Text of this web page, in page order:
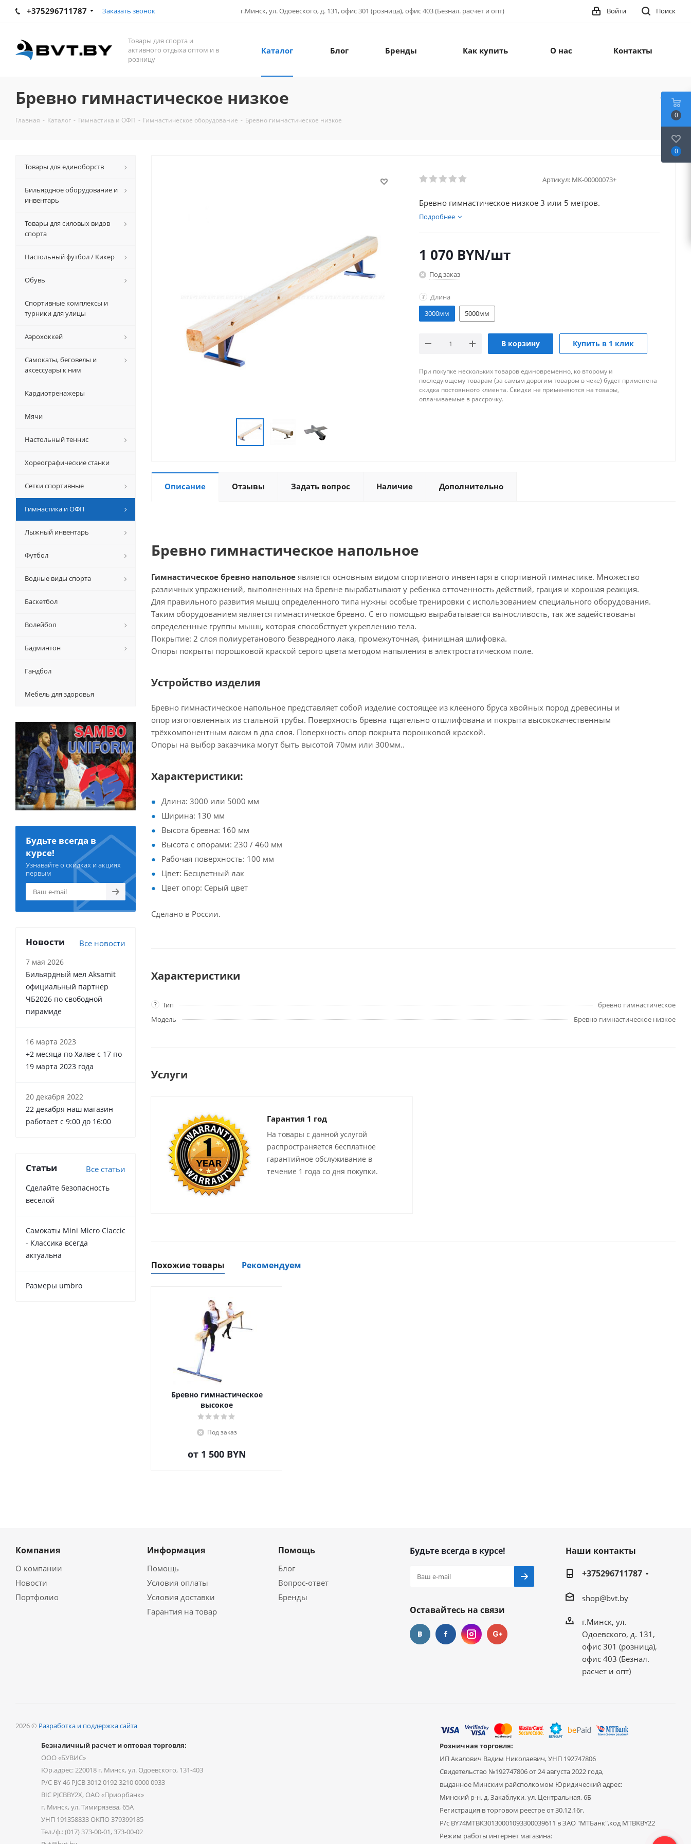
+375296711787 Заказать звонок г.Минск, ул. Одоевского, д. 131, офис 301 (розница), офис 403 (Безнал. расчет и опт) Поиск
Войти
Товары для спорта и
активного отдыха оптом и в
розницу
Каталог Блог Бренды Как купить О нас Контакты
Бревно гимнастическое низкое
Главная - Каталог - Гимнастика и ОФП - Гимнастическое оборудование - Бревно гимнастическое низкое
Артикул: MK-00000073+
Бревно гимнастическое низкое 3 или 5 метров.
Подробнее
1 070 BYN/шт
Под заказ
?
Длина
3000мм
5000мм
В корзину Купить в 1 клик
При покупке нескольких товаров единовременно, ко второму и
последующему товарам (за самым дорогим товаром в чеке) будет применена
скидка постоянного клиента. Скидки не применяются на товары,
оплачиваемые в рассрочку.
Описание Отзывы Задать вопрос Наличие Дополнительно
Бревно гимнастическое напольное
Гимнастическое бревно напольное является основным видом спортивного инвентаря в спортивной гимнастике. Множество
различных упражнений, выполненных на бревне вырабатывают у ребенка отточенность действий, грация и хорошая реакция.
Для правильного развития мышц определенного типа нужны особые тренировки с использованием специального оборудования.
Таким оборудованием является гимнастическое бревно. С его помощью вырабатывается выносливость, так же задействованы
определенные группы мышц, которая способствует укреплению тела.
Покрытие: 2 слоя полиуретанового безвредного лака, промежуточная, финишная шлифовка.
Опоры покрыты порошковой краской серого цвета методом напыления в электростатическом поле.
Устройство изделия
Бревно гимнастическое напольное представляет собой изделие состоящее из клееного бруса хвойных пород древесины и
опор изготовленных из стальной трубы. Поверхность бревна тщательно отшлифована и покрыта высококачественным
трёхкомпонентным лаком в два слоя. Поверхность опор покрыта порошковой краской.
Опоры на выбор заказчика могут быть высотой 70мм или 300мм..
Характеристики:
Длина: 3000 или 5000 мм
Ширина: 130 мм
Высота бревна: 160 мм
Высота с опорами: 230 / 460 мм
Рабочая поверхность: 100 мм
Цвет: Бесцветный лак
Цвет опор: Серый цвет
Сделано в России.
Характеристики
? Тип
бревно гимнастическое
Модель
Бревно гимнастическое низкое
Услуги
Гарантия 1 год
На товары с данной услугой
распространяется бесплатное
гарантийное обслуживание в
течение 1 года со дня покупки.
Похожие товары Рекомендуем
Бревно гимнастическое
высокое
Под заказ
от 1 500 BYN
Товары для единоборств
Бильярдное оборудование и
инвентарь
Товары для силовых видов
спорта
Настольный футбол / Кикер
Обувь
Спортивные комплексы и
турники для улицы
Аэрохоккей
Самокаты, беговелы и
аксессуары к ним
Кардиотренажеры
Мячи
Настольный теннис
Хореографические станки
Сетки спортивные
Гимнастика и ОФП
Лыжный инвентарь
Футбол
Водные виды спорта
Баскетбол
Волейбол
Бадминтон
Гандбол
Мебель для здоровья
Будьте всегда в
курсе!
Узнавайте о скидках и акциях
первым
Новости Все новости
7 мая 2026
Бильярдный мел Aksamit
официальный партнер
ЧБ2026 по свободной
пирамиде
16 марта 2023
+2 месяца по Халве с 17 по
19 марта 2023 года
20 декабря 2022
22 декабря наш магазин
работает с 9:00 до 16:00
Статьи Все статьи
Сделайте безопасность
веселой
Самокаты Mini Micro Claccic
- Классика всегда
актуальна
Размеры umbro
Компания
О компании
Новости
Портфолио
Информация
Помощь
Условия оплаты
Условия доставки
Гарантия на товар
Помощь
Блог
Вопрос-ответ
Бренды
Будьте всегда в курсе!
Оставайтесь на связи
Наши контакты
+375296711787
shop@bvt.by
г.Минск, ул.
Одоевского, д. 131,
офис 301 (розница),
офис 403 (Безнал.
расчет и опт)
2026 © Разработка и поддержка сайта
Безналичный расчет и оптовая торговля:
ООО «БУВИС»
Юр.адрес: 220018 г. Минск, ул. Одоевского, 131-403
Р/С BY 46 PJCB 3012 0192 3210 0000 0933
BIC PJCBBY2X, ОАО «Приорбанк»
г. Минск, ул. Тимирязева, 65А
УНП 191358833 ОКПО 379399185
Тел./ф.: (017) 373-00-01, 373-00-02
Розничная торговля:
ИП Акалович Вадим Николаевич, УНП 192747806
Свидетельство №192747806 от 24 августа 2022 года,
выданное Минским райсполкомом Юридический адрес:
Минский р-н, д. Закаблуки, ул. Центральная, 6Б
Регистрация в торговом реестре от 30.12.16г.
Р/с BY74MTBK30130001093300039611 в ЗАО "МТБанк",код MTBKBY22
Режим работы интернет магазина:
0
0